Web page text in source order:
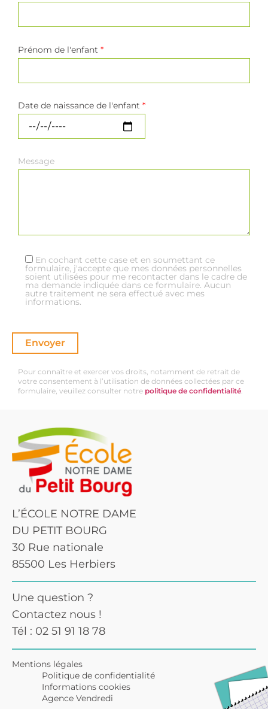
Prénom de l'enfant *
Date de naissance de l'enfant *
Message
En cochant cette case et en soumettant ce
formulaire, j'accepte que mes données personnelles
soient utilisées pour me recontacter dans le cadre de
ma demande indiquée dans ce formulaire. Aucun
autre traitement ne sera effectué avec mes
informations.
Pour connaître et exercer vos droits, notamment de retrait de
votre consentement à l’utilisation de données collectées par ce
formulaire, veuillez consulter notre politique de confidentialité.
L’ÉCOLE NOTRE DAME
DU PETIT BOURG
30 Rue nationale
85500 Les Herbiers
Une question ?
Contactez nous !
Tél : 02 51 91 18 78
Mentions légales
Politique de confidentialité
Informations cookies
Agence Vendredi